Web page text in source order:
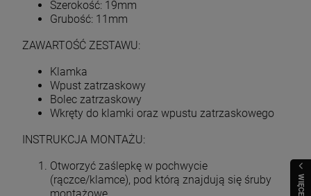
Szerokość: 19mm
Grubość: 11mm
ZAWARTOŚĆ ZESTAWU:
Klamka
Wpust zatrzaskowy
Bolec zatrzaskowy
Wkręty do klamki oraz wpustu zatrzaskowego
INSTRUKCJA MONTAŻU:
Otworzyć zaślepkę w pochwycie
(rączce/klamce), pod którą znajdują się śruby
WIĘCEJ